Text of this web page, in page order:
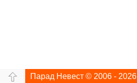
Парад Невест © 2006 - 2026